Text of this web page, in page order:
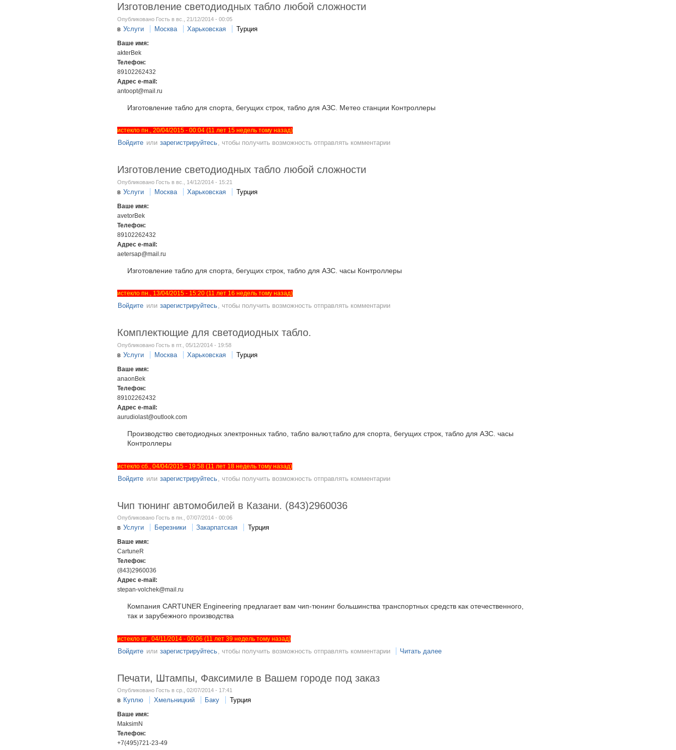
Изготовление светодиодных табло любой сложности
Опубликовано Гость в вс., 21/12/2014 - 00:05
в Услуги Москва Харьковская Турция
Ваше имя:
akterBek
Телефон:
89102262432
Адрес e-mail:
antoopt@mail.ru
Изготовление табло для спорта, бегущих строк, табло для АЗС. Метео станции Контроллеры
истекло пн., 20/04/2015 - 00:04 (11 лет 15 недель тому назад)
Войдите или зарегистрируйтесь, чтобы получить возможность отправлять комментарии
Изготовление светодиодных табло любой сложности
Опубликовано Гость в вс., 14/12/2014 - 15:21
в Услуги Москва Харьковская Турция
Ваше имя:
avetorBek
Телефон:
89102262432
Адрес e-mail:
aetersap@mail.ru
Изготовление табло для спорта, бегущих строк, табло для АЗС. часы Контроллеры
истекло пн., 13/04/2015 - 15:20 (11 лет 16 недель тому назад)
Войдите или зарегистрируйтесь, чтобы получить возможность отправлять комментарии
Комплектющие для светодиодных табло.
Опубликовано Гость в пт., 05/12/2014 - 19:58
в Услуги Москва Харьковская Турция
Ваше имя:
anaonBek
Телефон:
89102262432
Адрес e-mail:
aurudiolast@outlook.com
Производство светодиодных электронных табло, табло валют,табло для спорта, бегущих строк, табло для АЗС. часы
Контроллеры
истекло сб., 04/04/2015 - 19:58 (11 лет 18 недель тому назад)
Войдите или зарегистрируйтесь , чтобы получить возможность отправлять комментарии
Чип тюнинг автомобилей в Казани. (843)2960036
Опубликовано Гость в пн., 07/07/2014 - 00:06
в Услуги Березники Закарпатская Турция
Ваше имя:
CartuneR
Телефон:
(843)2960036
Адрес e-mail:
stepan-volchek@mail.ru
Компания CARTUNER Engineering предлагает вам чип-тюнинг большинства транспортных средств как отечественного,
так и зарубежного производства
истекло вт., 04/11/2014 - 00:06 (11 лет 39 недель тому назад)
Войдите или зарегистрируйтесь , чтобы получить возможность отправлять комментарии Читать далее
Печати, Штампы, Факсимиле в Вашем городе под заказ
Опубликовано Гость в ср., 02/07/2014 - 17:41
в Куплю Хмельницкий Баку Турция
Ваше имя:
MaksimN
Телефон:
+7(495)721-23-49